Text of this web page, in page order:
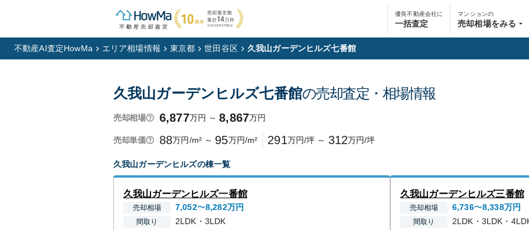
優良不動産会社に
一括査定
マンションの
売却相場をみる
不動産AI査定HowMa エリア相場情報 東京都 世田谷区 久我山ガーデンヒルズ七番館
久我山ガーデンヒルズ七番館の売却査定・相場情報
売却相場 6,877万円 ～ 8,867万円
売却単価 88万円/m² ～ 95万円/m² 291万円/坪 ～ 312万円/坪
久我山ガーデンヒルズの棟一覧
久我山ガーデンヒルズ一番館
売却相場 7,052〜8,282万円
間取り 2LDK・3LDK
久我山ガーデンヒルズ三番館
売却相場 6,736〜8,338万円
間取り 2LDK・3LDK・